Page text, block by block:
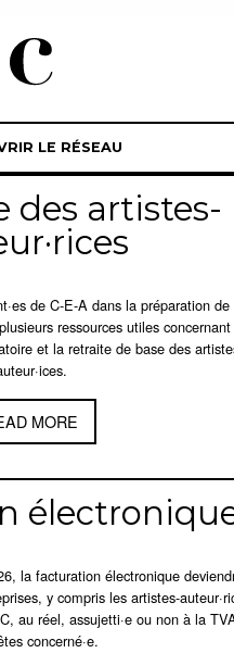
LE RÉSEAU
des artistes-
de C-E-A dans la préparation de
ressources utiles
et la retraite de base des
MORE
la facturation électronique
y compris les artistes-
au réel, assujetti·e ou non à la
concerné·e.